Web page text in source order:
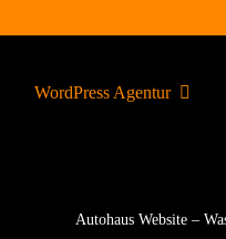
WordPress Agentur
Autohaus Website –